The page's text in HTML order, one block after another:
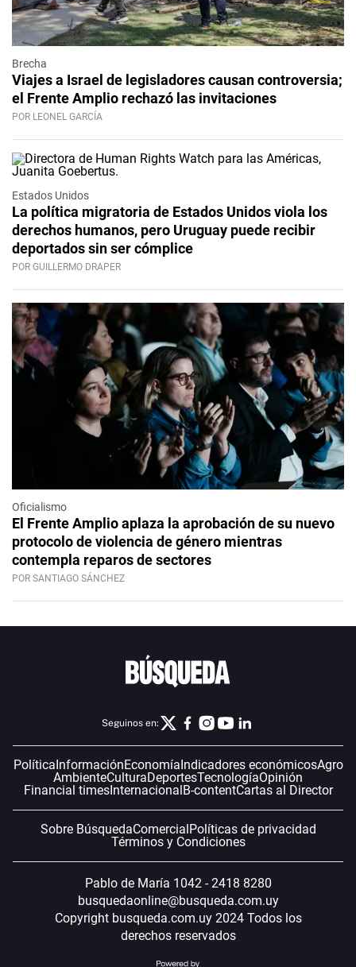
Brecha
Viajes a Israel de legisladores causan controversia;
el Frente Amplio rechazó las invitaciones
POR LEONEL GARCÍA
Estados Unidos
La política migratoria de Estados Unidos viola los
derechos humanos, pero Uruguay puede recibir
deportados sin ser cómplice
POR GUILLERMO DRAPER
Oficialismo
El Frente Amplio aplaza la aprobación de su nuevo
protocolo de violencia de género mientras
contempla reparos de sectores
POR SANTIAGO SÁNCHEZ
Seguinos en:
PolíticaInformaciónEconomíaIndicadores económicosAgro
AmbienteCulturaDeportesTecnologíaOpinión
Financial timesInternacionalB-contentCartas al Director
Sobre BúsquedaComercialPolíticas de privacidad
Términos y Condiciones
Pablo de María 1042 - 2418 8280
busquedaonline@busqueda.com.uy
Copyright busqueda.com.uy 2024 Todos los
derechos reservados